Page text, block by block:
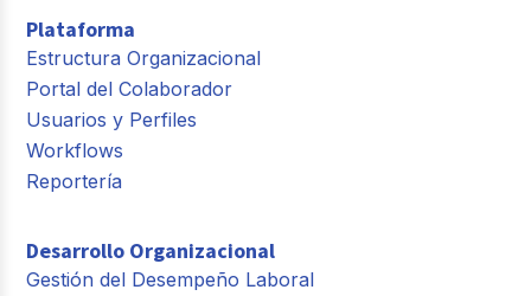
Plataforma
Estructura Organizacional
Portal del Colaborador
Usuarios y Perfiles
Workflows
Reportería
Desarrollo Organizacional
Gestión del Desempeño Laboral